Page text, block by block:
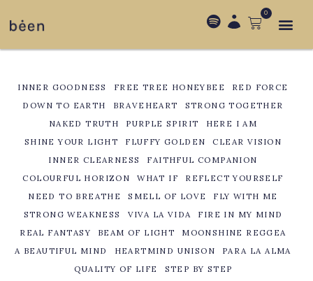
0
INNER GOODNESS FREE TREE HONEYBEE
RED FORCE
DOWN TO EARTH
BRAVEHEART
STRONG TOGETHER
NAKED TRUTH
PURPLE SPIRIT
HERE I AM
SHINE YOUR LIGHT
FLUFFY GOLDEN
CLEAR VISION
INNER CLEARNESS
FAITHFUL COMPANION
COLOURFUL HORIZON
WHAT IF
REFLECT YOURSELF
NEED TO BREATHE
SMELL OF LOVE
FLY WITH ME
STRONG WEAKNESS
VIVA LA VIDA
FIRE IN MY MIND
REAL FANTASY
BEAM OF LIGHT
MOONSHINE REGGEA
A BEAUTIFUL MIND
HEARTMIND UNISON
PARA LA ALMA
QUALITY OF LIFE
STEP BY STEP